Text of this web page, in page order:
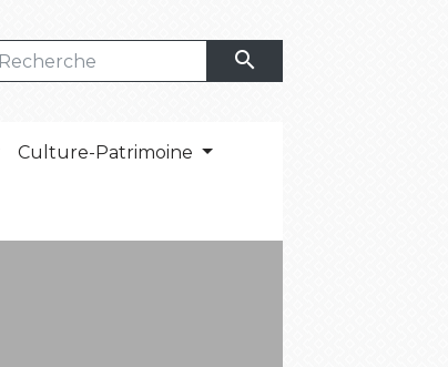
search
Culture-Patrimoine